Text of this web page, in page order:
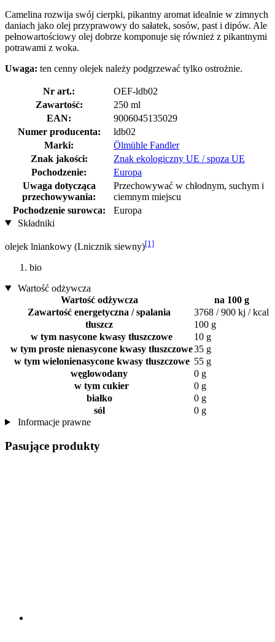
Camelina rozwija swój cierpki, pikantny aromat idealnie w zimnych
daniach jako olej przyprawowy do sałatek, sosów, past i dipów. Ale
pełnowartościowy olej dobrze komponuje się również z pikantnymi
potrawami z woka.
Uwaga: ten cenny olejek należy podgrzewać tylko ostrożnie.
Nr art.:
OEF-ldb02
Zawartość:
250 ml
EAN:
9006045135029
Numer producenta:
ldb02
Marki:
Ölmühle Fandler
Znak jakości:
Znak ekologiczny UE / spoza UE
Pochodzenie:
Europa
Uwaga dotycząca
przechowywania:
Przechowywać w chłodnym, suchym i
ciemnym miejscu
Pochodzenie surowca:
Europa
Składniki
olejek lniankowy (Lnicznik siewny)[1]
bio
Wartość odżywcza
Wartość odżywcza
na 100 g
Zawartość energetyczna / spalania
3768 / 900 kj / kcal
tłuszcz
100 g
w tym nasycone kwasy tłuszczowe
10 g
w tym proste nienasycone kwasy tłuszczowe35 g
w tym wielonienasycone kwasy tłuszczowe 55 g
węglowodany
0 g
w tym cukier
0 g
białko
0 g
sól
0 g
Informacje prawne
Pasujące produkty